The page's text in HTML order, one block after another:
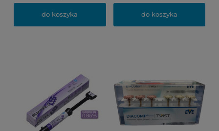
do koszyka do koszyka